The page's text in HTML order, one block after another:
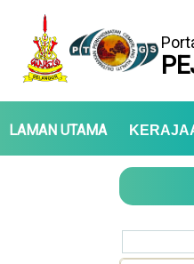
LAMAN UTAMA